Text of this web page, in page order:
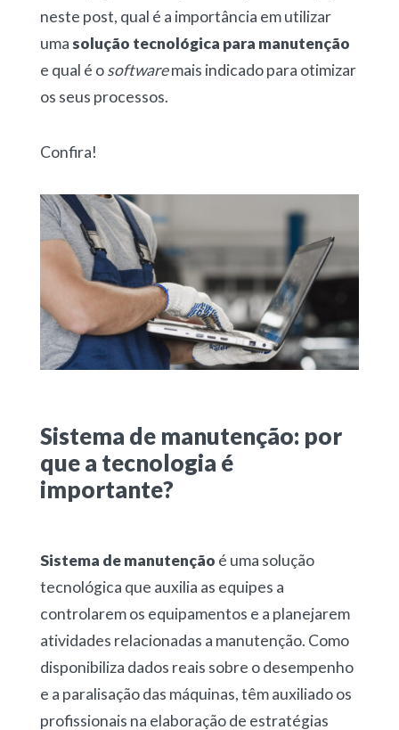
neste post, qual é a importância em utilizar
uma solução tecnológica para manutenção
e qual é osoftwaremais indicado para otimizar
os seus processos.
Confira!
Sistema de manutenção: por
que a tecnologia é
importante?
Sistema de manutenção é uma solução
tecnológica que auxilia as equipes a
controlarem os equipamentos e a planejarem
atividades relacionadas a manutenção. Como
disponibiliza dados reais sobre o desempenho
e a paralisação das máquinas, têm auxiliado os
profissionais na elaboração de estratégias